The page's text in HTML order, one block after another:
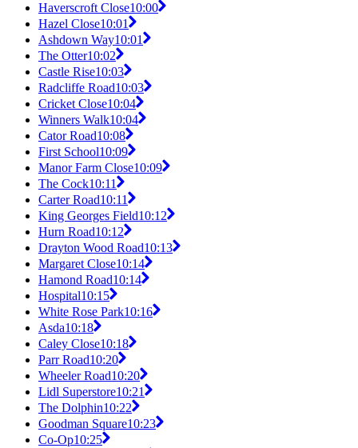
Haverscroft Close10:00
Hazel Close10:01
Ashdown Way10:01
The Otter10:02
Castle Rise10:03
Radcliffe Road10:03
Cricket Close10:04
Winners Walk10:04
Cator Road10:08
First School10:09
Manor Farm Close10:09
The Cock10:11
Carter Road10:11
King Georges Field10:12
Hurn Road10:12
Drayton Wood Road10:13
Margaret Close10:14
Hamond Road10:14
Hospital10:15
White Rose Park10:16
Asda10:18
Caley Close10:18
Parr Road10:20
Wheeler Road10:20
Lidl Superstore10:21
The Dolphin10:22
Goodman Square10:23
Co-Op10:25